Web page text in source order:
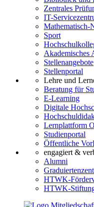
Zentrales
IT-
Mathematisch-
Sport
Akademisches
Stellenangebote
Stellenportal
Lehre und
Beratung für
E-Learning
Digitale
Lernplattform
Studienportal
Öffentliche
engagiert &
Alumni
HTWK-
HTWK-